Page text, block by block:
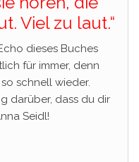
Viel zu laut.“
dieses Buches
für immer, denn
schnell wieder.
darüber, dass du dir
Seidl!